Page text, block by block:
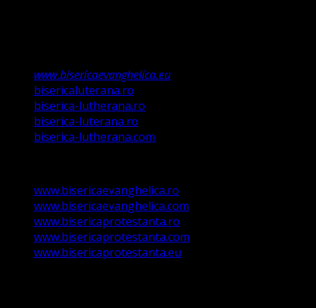
www.bisericaevanghelica.eu
bisericaluterana.ro
biserica-lutherana.ro
biserica-luterana.ro
biserica-lutherana.com
www.bisericaevanghelica.ro
www.bisericaevanghelica.com
www.bisericaprotestanta.ro
www.bisericaprotestanta.com
www.bisericaprotestanta.eu